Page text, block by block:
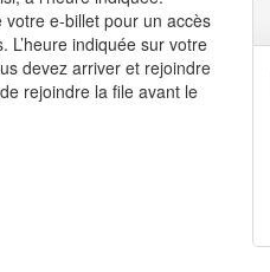
e‑billet pour un accès
L’heure indiquée sur votre
devez arriver et rejoindre
rejoindre la file avant le